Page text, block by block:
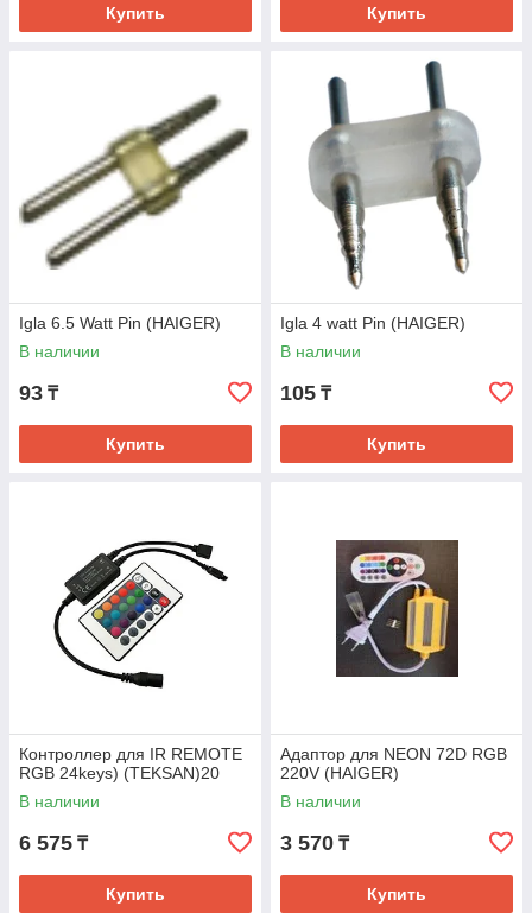
Купить Купить
Igla 6.5 Watt Pin (HAIGER)
В наличии
93 ₸
Купить
Igla 4 watt Pin (HAIGER)
В наличии
105 ₸
Купить
Контроллер для IR REMOTE
RGB 24keys) (TEKSAN)20
В наличии
6 575 ₸
Купить
Адаптор для NEON 72D RGB
220V (HAIGER)
В наличии
3 570 ₸
Купить